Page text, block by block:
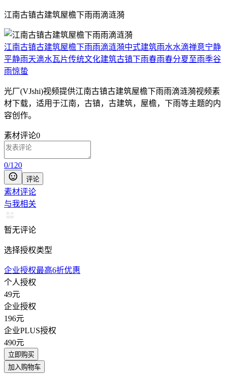
江南古镇古建筑屋檐下雨雨滴涟漪
江南古镇古建筑屋檐 下雨雨滴涟漪中式建筑雨水水滴禅意宁静
平静雨天滴水瓦片传统文化建筑古镇下雨春雨春分夏至雨季谷
雨惊蛰
光厂(VJshi)视频提供江南古镇古建筑屋檐下雨雨滴涟漪视频素
材 下载，适用于江南，古镇，古建筑，屋檐，下雨等主题的内
容创作。
素材评论0
0/120
评论
素材评论
与我相关
暂无评论
选择授权类型
企业授权最高6折优惠
个人授权
49元
企业授权
196元
企业PLUS授权
490元
立即购买
加入购物车